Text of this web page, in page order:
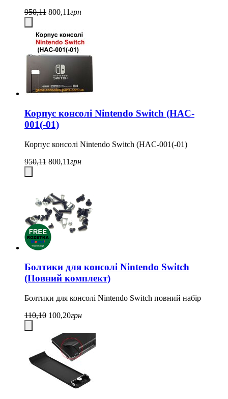
950,11 800,11грн
Корпус консолі Nintendo Switch (HAC-
001(-01)
Корпус консолі Nintendo Switch (HAC-001(-01)
950,11 800,11грн
Болтики для консолі Nintendo Switch
(Повний комплект)
Болтики для консолі Nintendo Switch повний набір
110,10 100,20грн